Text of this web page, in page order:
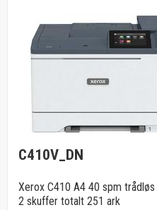
C410V_DN
Xerox C410 A4 40 spm
2 skuffer totalt 251 ark